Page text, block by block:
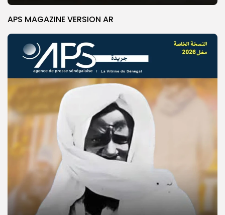
© Copyright 2025, APS
APS MAGAZINE VERSION AR